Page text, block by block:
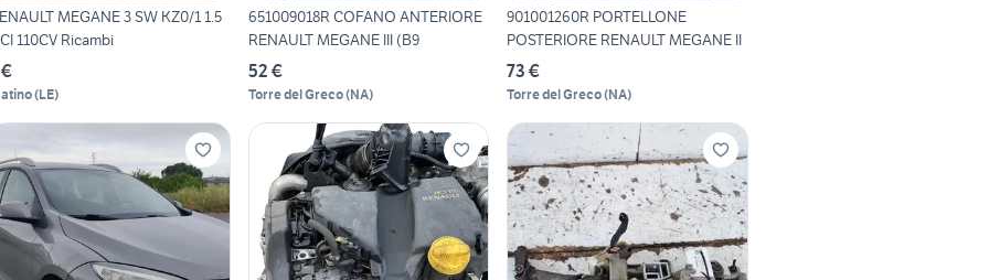
MEGANE 3 SW KZ0/1 1.5
110CV Ricambi
(LE)
651009018R COFANO ANTERIORE
RENAULT MEGANE III (B9
52 €
Torre del Greco(NA)
901001260R PORTELLONE
POSTERIORE RENAULT MEGANE II
73 €
Torre del Greco(NA)